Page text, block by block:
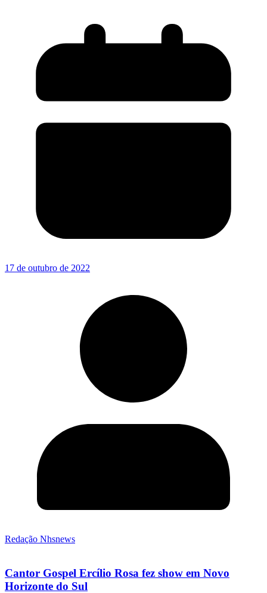
17 de outubro de 2022
Redação Nhsnews
Cantor Gospel Ercílio Rosa fez show em Novo
Horizonte do Sul